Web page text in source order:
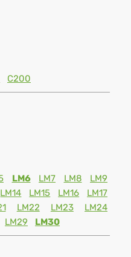
C200
LM6 LM7 LM8
LM9
LM14 LM15 LM16
LM17
LM22 LM23
LM24
LM29 LM30